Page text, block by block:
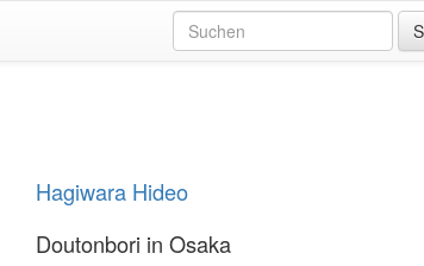
Hagiwara Hideo
Doutonbori in Osaka